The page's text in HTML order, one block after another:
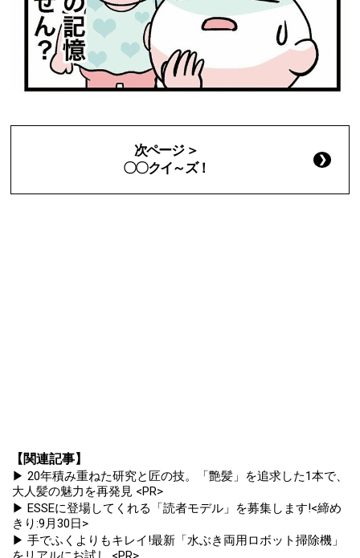
次ページ ＞
〇〇クイ～ズ！
【関連記事】
▶ 20年積み重ねた研究と匠の技。「艶髪」を追求した1本で、
大人髪の魅力を再発見 <PR>
▶ ESSEに登場してくれる「読者モデル」を募集します!<締め
きり:9月30日>
▶ 手でふくよりもキレイ!最新「水ぶき両用ロボット掃除機」